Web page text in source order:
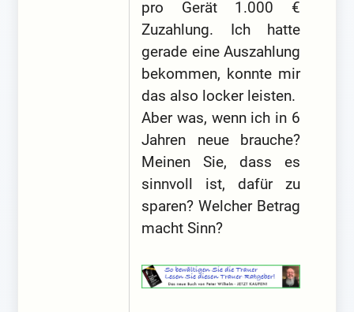
pro Gerät 1.000 €
Zuzahlung. Ich hatte
gerade eine Auszahlung
bekommen, konnte mir
das also locker leisten.
Aber was, wenn ich in 6
Jahren neue brauche?
Meinen Sie, dass es
sinnvoll ist, dafür zu
sparen? Welcher Betrag
macht Sinn?